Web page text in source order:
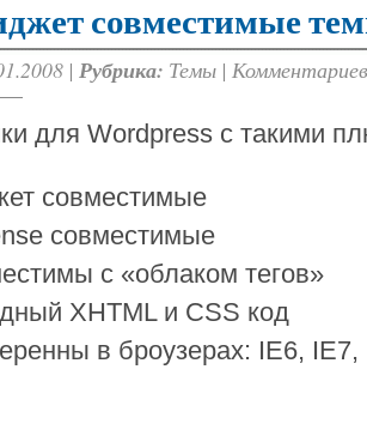
совместимые
| Рубрика: Темы |
для Wordpress с такими
совместимые
совместимые
с «облаком тегов»
XHTML и CSS код
в броузерах: IE6, IE7,